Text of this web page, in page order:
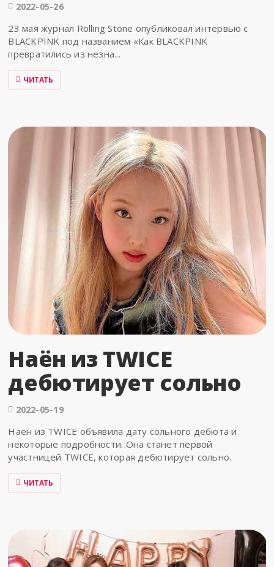
2022-05-26
23 мая журнал Rolling Stone опубликовал интервью с
BLACKPINK под названием «Как BLACKPINK
превратились из незна...
ЧИТАТЬ
Наён из TWICE
дебютирует сольно
2022-05-19
Наён из TWICE объявила дату сольного дебюта и
некоторые подробности. Она станет первой
участницей TWICE, которая дебютирует сольно.
ЧИТАТЬ